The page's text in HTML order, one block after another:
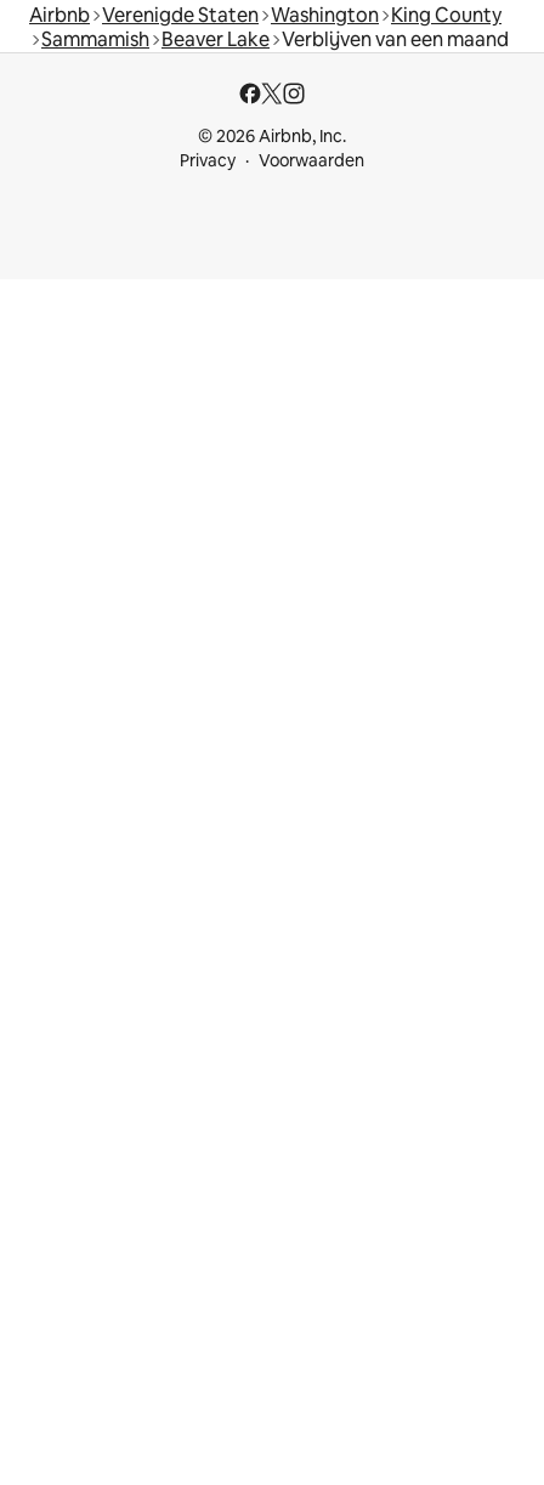
Airbnb Verenigde Staten Washington King County
Sammamish Beaver Lake Verblijven van een maand
© 2026 Airbnb, Inc.
Privacy
Voorwaarden